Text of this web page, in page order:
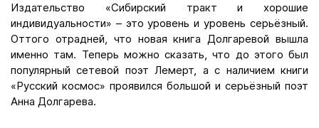
Издательство «Сибирский тракт и хорошие
индивидуальности» – это уровень и уровень серьёзный.
Оттого отрадней, что новая книга Долгаревой вышла
именно там. Теперь можно сказать, что до этого был
популярный сетевой поэт Лемерт, а с наличием книги
«Русский космос» проявился большой и серьёзный поэт
Анна Долгарева.